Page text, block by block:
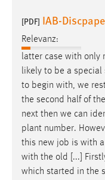
[PDF] IAB-
Relevanz:
latter case with only
likely to be a special
to begin with, we
the second half of
next then we can
plant number.
this new job is with
with the old [...]
which started in the